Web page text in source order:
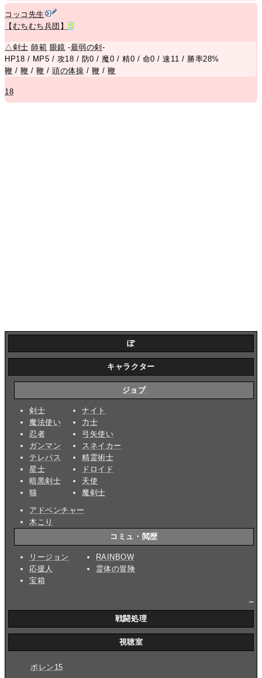
コッコ先生
【むちむち兵団】
R
△剣士 師範 眼鏡 -最弱の剣 -
HP18 / MP5 / 攻18 / 防0 / 魔0 / 精0 / 命0 / 速11 / 勝率28%
鞭 /鞭 /鞭 /頭の体操 / 鞭 /鞭
18
ぽ
キャラクター
ジョブ
剣士
魔法使い
忍者
ガンマン
テレパス
星士
暗黒剣士
猫
ナイト
力士
弓矢使い
スネイカー
精霊術士
ドロイド
天使
魔剣士
アドベンチャー
木こり
コミュ・閲歴
リージョン
応援人
宝箱
RAINBOW
霊体の冒険
戦闘処理
視聴室
ポレン15